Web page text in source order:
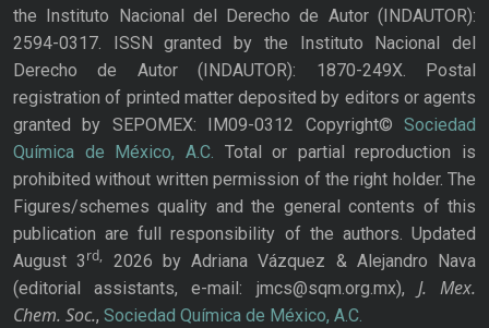
the Instituto Nacional del Derecho de Autor (INDAUTOR):
2594-0317. ISSN granted by the Instituto Nacional del
Derecho de Autor (INDAUTOR): 1870-249X. Postal
registration of printed matter deposited by editors or agents
granted by SEPOMEX: IM09-0312 Copyright© Sociedad
Química de México, A.C. Total or partial reproduction is
prohibited without written permission of the right holder. The
Figures/schemes quality and the general contents of this
publication are full responsibility of the authors. Updated
August 3rd,
2026 by Adriana Vázquez & Alejandro Nava
(editorial assistants, e-mail: jmcs@sqm.org.mx), J. Mex.
Chem. Soc., Sociedad Química de México, A.C.